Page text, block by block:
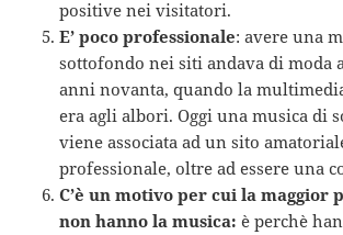
positive nei visitatori.
E’ poco professionale: avere una
sottofondo nei siti andava di moda
anni novanta, quando la
era agli albori. Oggi una musica di
viene associata ad un sito
professionale, oltre ad essere una
C’è un motivo per cui la maggior
non hanno la musica: è perchè